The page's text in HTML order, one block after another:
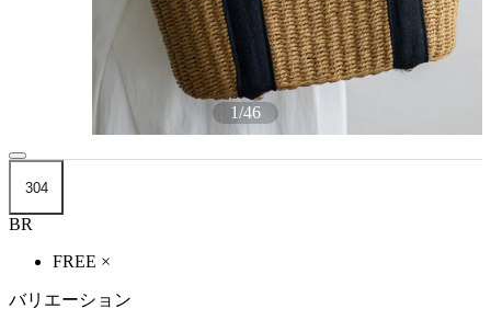
1/46
304
BR
FREE ×
バリエーション